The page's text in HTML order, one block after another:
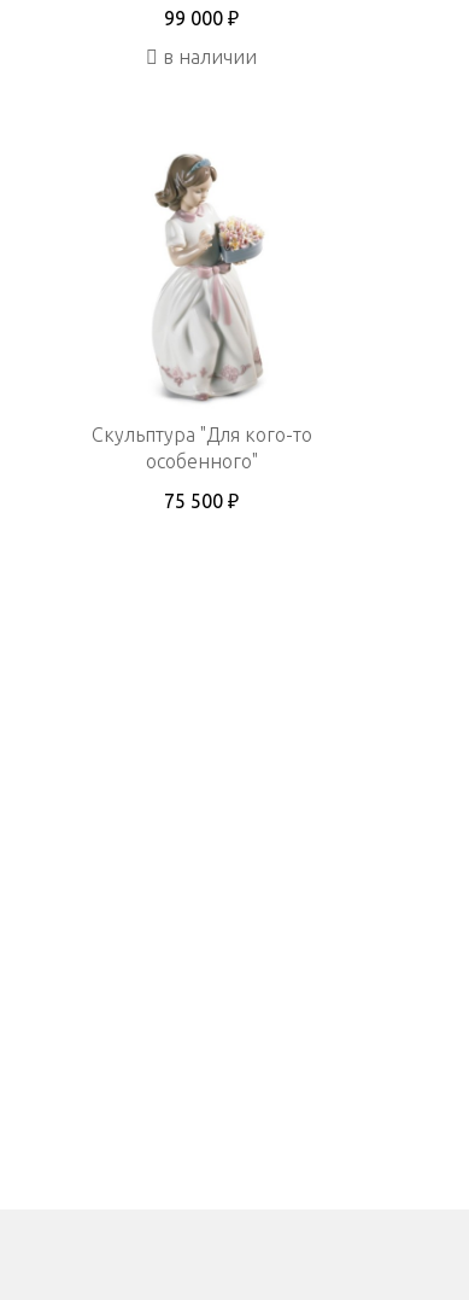
99 000 ₽
в наличии
Скульптура "Для кого-то
особенного"
75 500 ₽